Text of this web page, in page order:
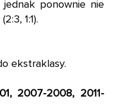
jednak ponownie nie
1:1).
ekstraklasy.
2007-2008, 2011-